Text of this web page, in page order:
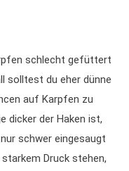
schlecht gefüttert
solltest du eher dünne
auf Karpfen zu
dicker der Haken ist,
schwer eingesaugt
Druck stehen,